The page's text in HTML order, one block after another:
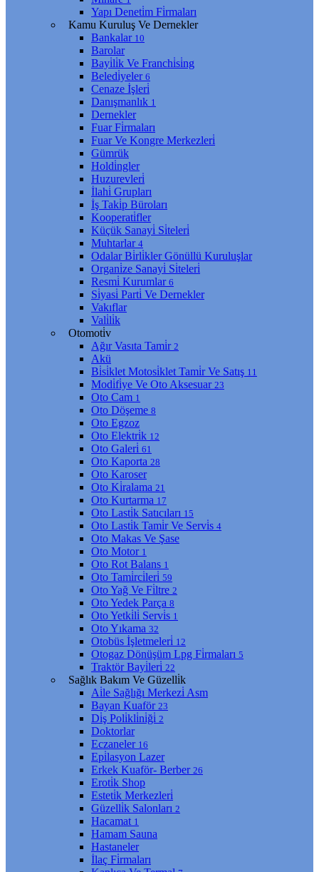
Yapı Deneti̇m Fi̇rmaları
Kamu Kuruluş Ve Dernekler
Bankalar 10
Barolar
Bayi̇li̇k Ve Franchi̇si̇ng
Beledi̇yeler 6
Cenaze İşleri̇
Danışmanlık 1
Dernekler
Fuar Fi̇rmaları
Fuar Ve Kongre Merkezleri̇
Gümrük
Holdi̇ngler
Huzurevleri̇
İlahi̇ Grupları
İş Taki̇p Büroları
Kooperati̇fler
Küçük Sanayi̇ Si̇teleri̇
Muhtarlar 4
Odalar Bi̇rli̇kler Gönüllü Kuruluşlar
Organi̇ze Sanayi̇ Si̇teleri̇
Resmi̇ Kurumlar 6
Si̇yasi̇ Parti̇ Ve Dernekler
Vakıflar
Vali̇li̇k
Otomoti̇v
Ağır Vasıta Tami̇r 2
Akü
Bi̇si̇klet Motosi̇klet Tami̇r Ve Satış 11
Modi̇fi̇ye Ve Oto Aksesuar 23
Oto Cam 1
Oto Döşeme 8
Oto Egzoz
Oto Elektri̇k 12
Oto Galeri̇ 61
Oto Kaporta 28
Oto Karoser
Oto Ki̇ralama 21
Oto Kurtarma 17
Oto Lasti̇k Satıcıları 15
Oto Lasti̇k Tami̇r Ve Servi̇s 4
Oto Makas Ve Şase
Oto Motor 1
Oto Rot Balans 1
Oto Tami̇rci̇leri̇ 59
Oto Yağ Ve Fi̇ltre 2
Oto Yedek Parça 8
Oto Yetki̇li̇ Servi̇s 1
Oto Yıkama 32
Otobüs İşletmeleri̇ 12
Otogaz Dönüşüm Lpg Fi̇rmaları 5
Traktör Bayi̇leri̇ 22
Sağlık Bakım Ve Güzelli̇k
Ai̇le Sağlığı Merkezi̇ Asm
Bayan Kuaför 23
Di̇ş Poli̇kli̇ni̇ği̇ 2
Doktorlar
Eczaneler 16
Epi̇lasyon Lazer
Erkek Kuaför- Berber 26
Eroti̇k Shop
Esteti̇k Merkezleri̇
Güzelli̇k Salonları 2
Hacamat 1
Hamam Sauna
Hastaneler
İlaç Fi̇rmaları